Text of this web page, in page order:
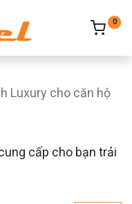
0
Luxury cho căn hộ
cấp cho bạn trải